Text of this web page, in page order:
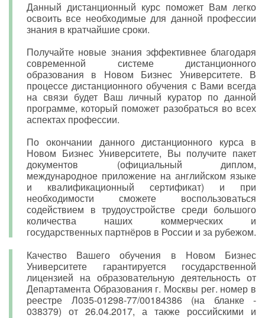
Данный дистанционный курс поможет Вам легко
освоить все необходимые для данной профессии
знания в кратчайшие сроки.
Получайте новые знания эффективнее благодаря
современной системе дистанционного
образования в Новом Бизнес Университете. В
процессе дистанционного обучения с Вами всегда
на связи будет Ваш личный куратор по данной
программе, который поможет разобраться во всех
аспектах профессии.
По окончании данного дистанционного курса в
Новом Бизнес Университете, Вы получите пакет
документов (официальный диплом,
международное приложение на английском языке
и квалификационный сертификат) и при
необходимости сможете воспользоваться
содействием в трудоустройстве среди большого
количества наших коммерческих и
государственных партнёров в России и за рубежом.
Качество Вашего обучения в Новом Бизнес
Университете гарантируется государственной
лицензией на образовательную деятельность от
Департамента Образования г. Москвы рег. номер в
реестре Л035-01298-77/00184386 (на бланке -
038379) от 26.04.2017, а также российскими и